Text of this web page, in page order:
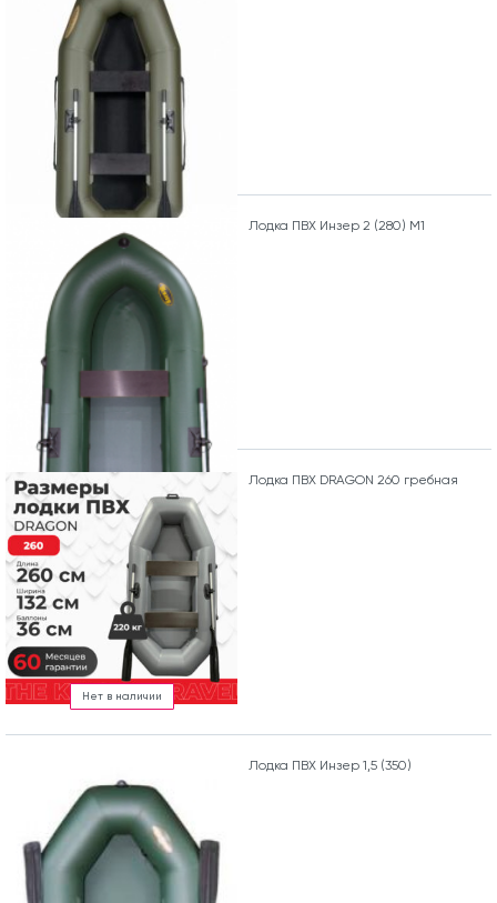
Лодка ПВХ Инзер 2 (280) М1
Нет в наличии
Лодка ПВХ DRAGON 260 гребная
Лодка ПВХ Инзер 1,5 (350)